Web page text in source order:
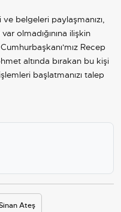
belgeleri paylaşmanızı,
olmadığınına ilişkin
Recep
altında bırakan bu kişi
başlatmanızı talep
Ateş